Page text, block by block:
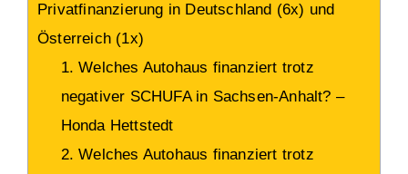
Privatfinanzierung in Deutschland (6x) und
Österreich (1x)
1. Welches Autohaus finanziert trotz
negativer SCHUFA in Sachsen-Anhalt? –
Honda Hettstedt
2. Welches Autohaus finanziert trotz